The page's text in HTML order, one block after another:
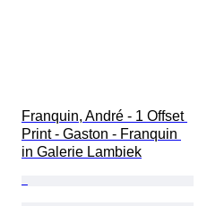
Franquin, André - 1 Offset
Print - Gaston - Franquin
in Galerie Lambiek